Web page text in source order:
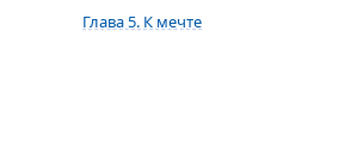
Глава 5. К мечте